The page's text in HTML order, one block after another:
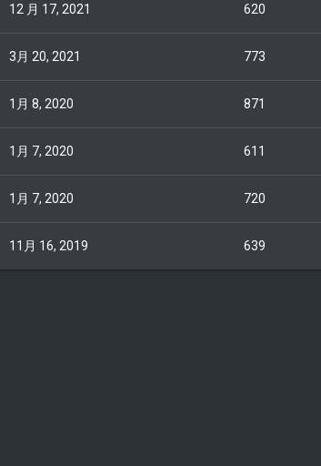
12 月 17, 2021 620
3月 20, 2021 773
1月 8, 2020 871
1月 7, 2020 611
1月 7, 2020 720
11月 16, 2019 639